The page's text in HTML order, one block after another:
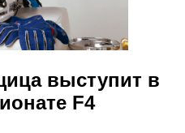
выступит в
F4